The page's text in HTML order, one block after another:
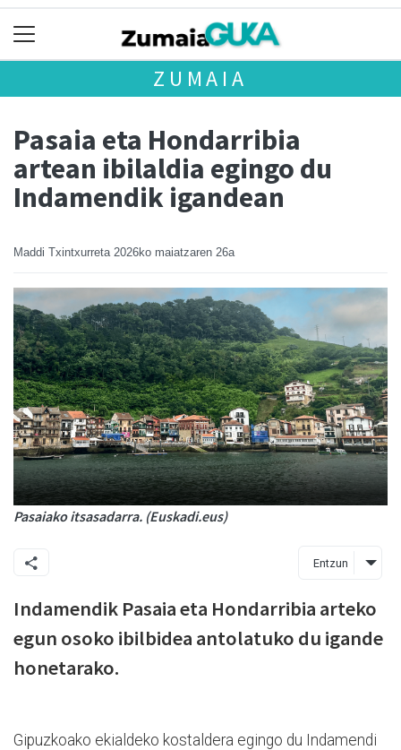
ZUMAIA
Pasaia eta Hondarribia
artean ibilaldia egingo du
Indamendik igandean
Maddi Txintxurreta 2026ko maiatzaren 26a
Pasaiako itsasadarra. (Euskadi.eus)
Entzun
Indamendik Pasaia eta Hondarribia arteko
egun osoko ibilbidea antolatuko du igande
honetarako.
Gipuzkoako ekialdeko kostaldera egingo du Indamendi